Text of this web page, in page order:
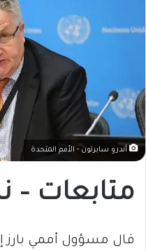
أندرو سابرتون - الأمم المتحدة
متابعات –
قال مسؤول أممي بارز